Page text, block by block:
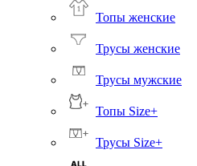
Топы женские
Трусы женские
Трусы мужские
Топы Size+
Трусы Size+